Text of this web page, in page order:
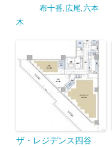
布十番 広尾 六本
木
ザ・レジデンス四谷